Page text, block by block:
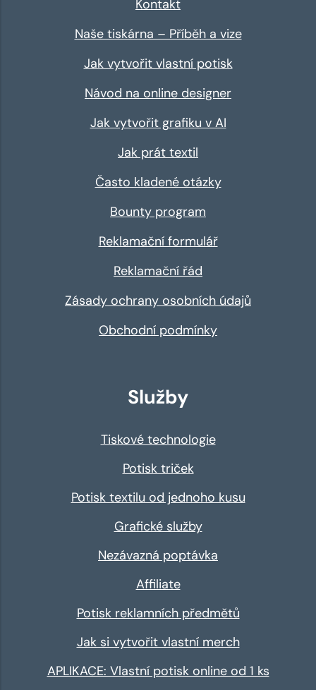
Kontakt
Naše tiskárna – Příběh a vize
Jak vytvořit vlastní potisk
Návod na online designer
Jak vytvořit grafiku v AI
Jak prát textil
Často kladené otázky
Bounty program
Reklamační formulář
Reklamační řád
Zásady ochrany osobních údajů
Obchodní podmínky
Služby
Tiskové technologie
Potisk triček
Potisk textilu od jednoho kusu
Grafické služby
Nezávazná poptávka
Affiliate
Potisk reklamních předmětů
Jak si vytvořit vlastní merch
APLIKACE: Vlastní potisk online od 1 ks